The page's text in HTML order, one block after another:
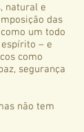
natural e
das
um todo
– e
como
segurança
não tem